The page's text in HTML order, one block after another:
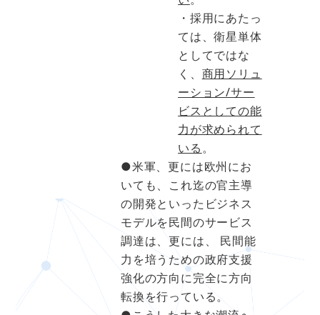
・採用にあたっ
ては、衛星単体
としてではな
く、 商用ソリュ
ーション/サー
ビスとしての能
力が求められて
いる。
●米軍、更には欧州にお
いても、これ迄の官主導
の開発といったビジネス
モデルを民間のサービス
調達は、更には、 民間能
力を培うための政府支援
強化の方向に完全に方向
転換を行っている。